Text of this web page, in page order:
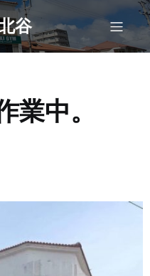
谷
中。